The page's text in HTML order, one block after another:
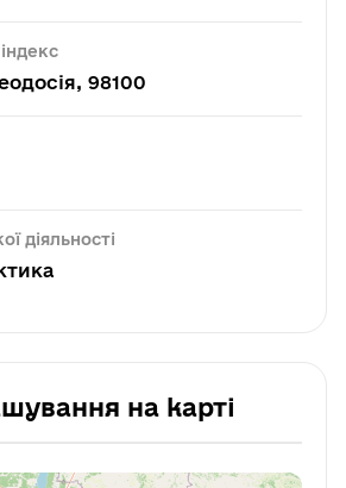
98100
діяльності
на карті